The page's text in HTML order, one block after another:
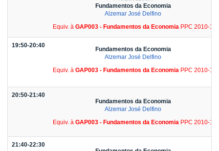
Fundamentos da Economia
Alzemar José Delfino
Equiv. à GAP003 - Fundamentos da Economia PPC 2010-1
19:50-20:40
Fundamentos da Economia
Alzemar José Delfino
Equiv. à GAP003 - Fundamentos da Economia PPC 2010-1
20:50-21:40
Fundamentos da Economia
Alzemar José Delfino
Equiv. à GAP003 - Fundamentos da Economia PPC 2010-1
21:40-22:30